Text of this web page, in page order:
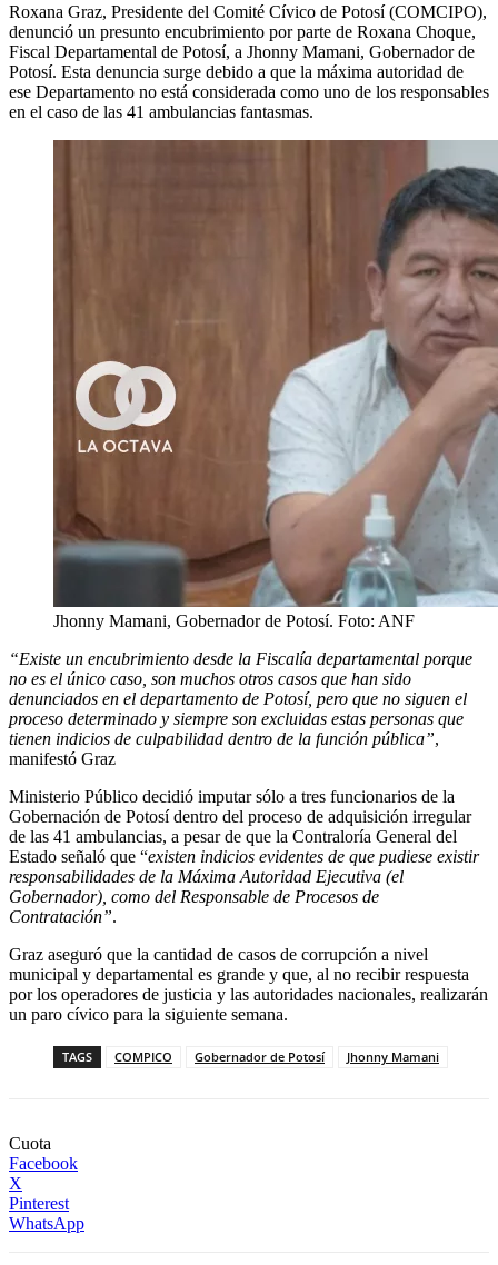
Roxana Graz, Presidente del Comité Cívico de Potosí (COMCIPO),
denunció un presunto encubrimiento por parte de Roxana Choque,
Fiscal Departamental de Potosí, a Jhonny Mamani, Gobernador de
Potosí. Esta denuncia surge debido a que la máxima autoridad de
ese Departamento no está considerada como uno de los responsables
en el caso de las 41 ambulancias fantasmas.
Jhonny Mamani, Gobernador de Potosí. Foto: ANF
“Existe un encubrimiento desde la Fiscalía departamental porque
no es el único caso, son muchos otros casos que han sido
denunciados en el departamento de Potosí, pero que no siguen el
proceso determinado y siempre son excluidas estas personas que
tienen indicios de culpabilidad dentro de la función pública”,
manifestó Graz
Ministerio Público decidió imputar sólo a tres funcionarios de la
Gobernación de Potosí dentro del proceso de adquisición irregular
de las 41 ambulancias, a pesar de que la Contraloría General del
Estado señaló que “existen indicios evidentes de que pudiese existir
responsabilidades de la Máxima Autoridad Ejecutiva (el
Gobernador), como del Responsable de Procesos de
Contratación”.
Graz aseguró que la cantidad de casos de corrupción a nivel
municipal y departamental es grande y que, al no recibir respuesta
por los operadores de justicia y las autoridades nacionales, realizarán
un paro cívico para la siguiente semana.
TAGS COMPICO Gobernador de Potosí Jhonny Mamani
Cuota
Facebook
X
Pinterest
WhatsApp